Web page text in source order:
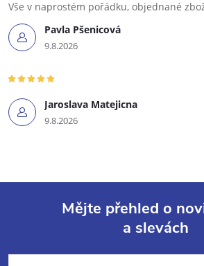
Pavla Pšenicová
9.8.2026
Vše v naprostém pořádku, objednané
Jaroslava Matejicna
9.8.2026
Mějte přehled o
a slevách